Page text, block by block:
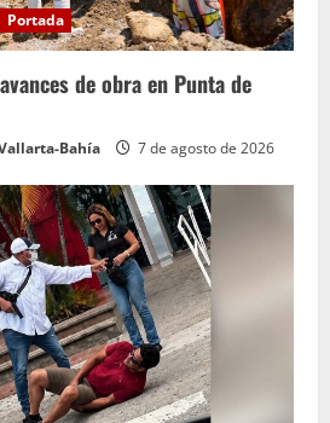
Portada
de obra en Punta de
Bahía 7 de agosto de 2026